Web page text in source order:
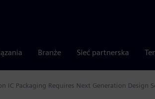
Branże Sieć partnerska
IC Packaging Requires Next Generation Design